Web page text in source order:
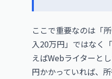
ここで重要なのは「
入20万円」ではなく
えばWebライターと
円かかっていれば、